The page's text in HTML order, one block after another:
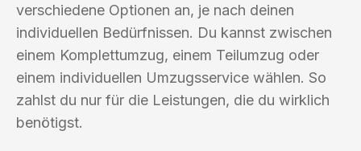
verschiedene Optionen an, je nach deinen
individuellen Bedürfnissen. Du kannst zwischen
einem Komplettumzug, einem Teilumzug oder
einem individuellen Umzugsservice wählen. So
zahlst du nur für die Leistungen, die du wirklich
benötigst.